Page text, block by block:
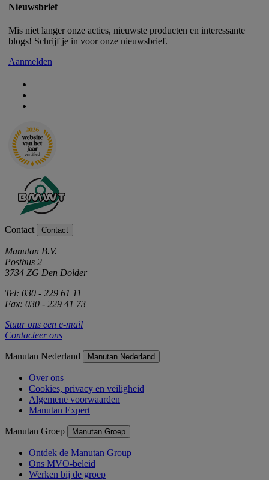
Nieuwsbrief
Mis niet langer onze acties, nieuwste producten en interessante
blogs! Schrijf je in voor onze nieuwsbrief.
Aanmelden
Contact Contact
Manutan B.V.
Postbus 2
3734 ZG Den Dolder
Tel: 030 - 229 61 11
Fax: 030 - 229 41 73
Stuur ons een e-mail
Contacteer ons
Manutan Nederland Manutan Nederland
Over ons
Cookies, privacy en veiligheid
Algemene voorwaarden
Manutan Expert
Manutan Groep Manutan Groep
Ontdek de Manutan Group
Ons MVO-beleid
Werken bij de groep